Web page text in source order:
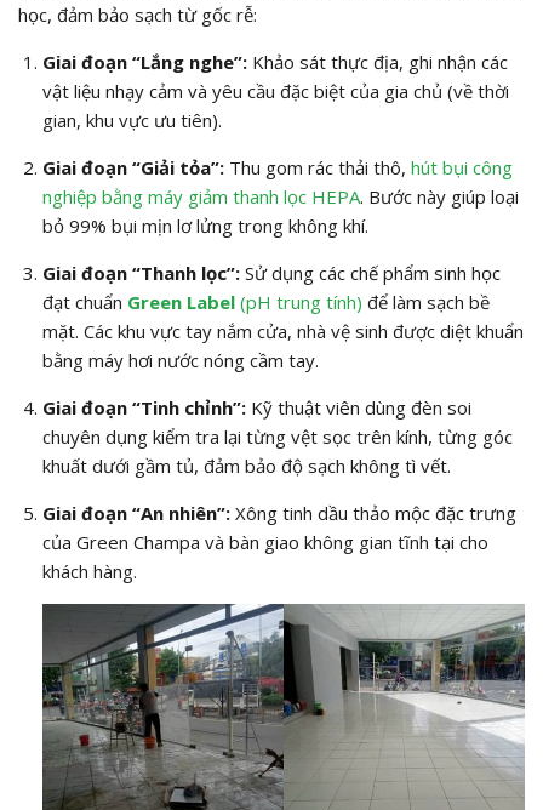
học, đảm bảo sạch từ gốc rễ:
Giai đoạn “Lắng nghe”:Khảo sát thực địa, ghi nhận các
vật liệu nhạy cảm và yêu cầu đặc biệt của gia chủ (về thời
gian, khu vực ưu tiên).
Giai đoạn “Giải tỏa”:Thu gom rác thải thô, hút bụi công
nghiệp bằng máy giảm thanh lọc HEPA. Bước này giúp loại
bỏ 99% bụi mịn lơ lửng trong không khí.
Giai đoạn “Thanh lọc”:Sử dụng các chế phẩm sinh học
đạt chuẩn Green Label(pH trung tính) để làm sạch bề
mặt. Các khu vực tay nắm cửa, nhà vệ sinh được diệt khuẩn
bằng máy hơi nước nóng cầm tay.
Giai đoạn “Tinh chỉnh”:Kỹ thuật viên dùng đèn soi
chuyên dụng kiểm tra lại từng vệt sọc trên kính, từng góc
khuất dưới gầm tủ, đảm bảo độ sạch không tì vết.
Giai đoạn “An nhiên”:Xông tinh dầu thảo mộc đặc trưng
của Green Champa và bàn giao không gian tĩnh tại cho
khách hàng.